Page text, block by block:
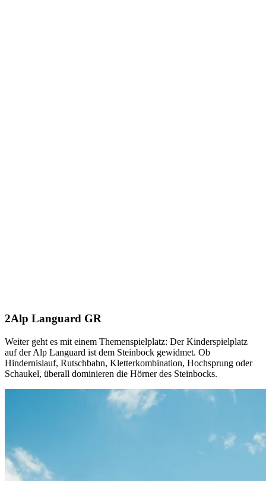
Alp Languard GR
Weiter geht es mit einem Themenspielplatz: Der Kinderspielplatz
auf der Alp Languard ist dem Steinbock gewidmet. Ob
Hindernislauf, Rutschbahn, Kletterkombination, Hochsprung oder
Schaukel, überall dominieren die Hörner des Steinbocks.